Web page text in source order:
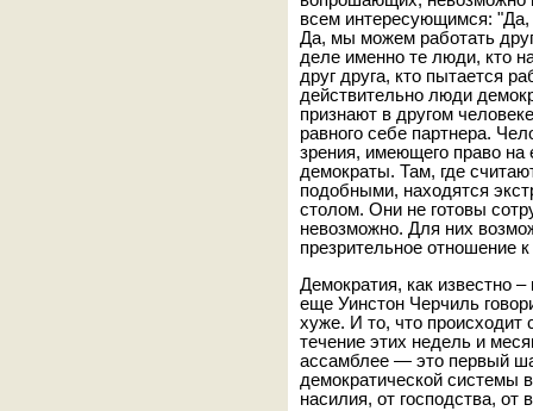
всем интересующимся:
Да, мы можем работать
деле именно те люди, кто
друг друга, кто пытается
действительно люди
признают в другом
равного себе партнера.
зрения, имеющего право на
демократы. Там, где
подобными, находятся
столом. Они не готовы
невозможно. Для них
презрительное отношение
Демократия, как известно
еще Уинстон Черчиль
хуже. И то, что происходит
течение этих недель и
ассамблее — это первый
демократической системы
насилия, от господства,